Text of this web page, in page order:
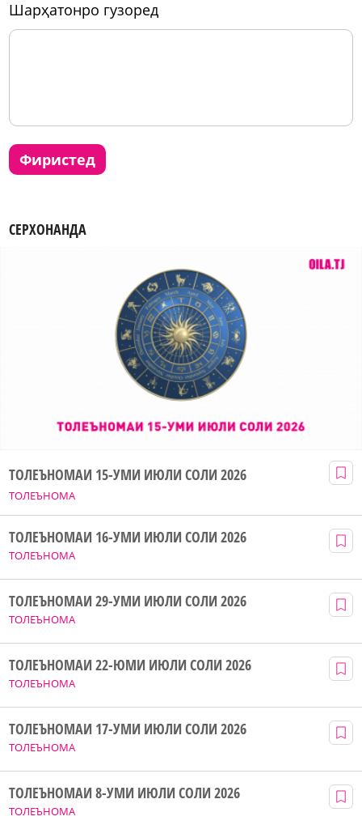
шарҳатонро гузоред
фиристед
СЕРХОНАНДА
ТОЛЕЪНОМА
ТОЛЕЪНОМАИ 15-УМИ ИЮЛИ СОЛИ 2026
ТОЛЕЪНОМА
ТОЛЕЪНОМАИ 16-УМИ ИЮЛИ СОЛИ 2026
ТОЛЕЪНОМА
ТОЛЕЪНОМАИ 29-УМИ ИЮЛИ СОЛИ 2026
ТОЛЕЪНОМА
ТОЛЕЪНОМАИ 22-ЮМИ ИЮЛИ СОЛИ 2026
ТОЛЕЪНОМА
ТОЛЕЪНОМАИ 17-УМИ ИЮЛИ СОЛИ 2026
ТОЛЕЪНОМА
ТОЛЕЪНОМАИ 8-УМИ ИЮЛИ СОЛИ 2026